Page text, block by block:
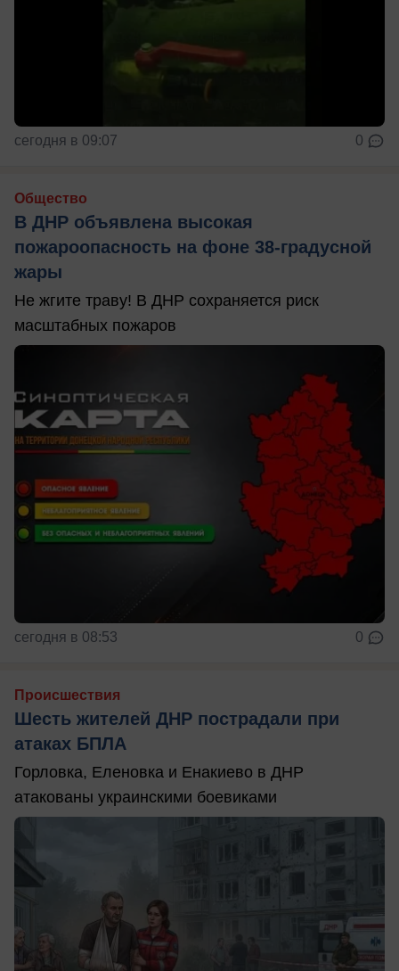
сегодня в 09:07 0
Общество
В ДНР объявлена высокая
пожароопасность на фоне 38-градусной
жары
Не жгите траву! В ДНР сохраняется риск
масштабных пожаров
сегодня в 08:53 0
Происшествия
Шесть жителей ДНР пострадали при
атаках БПЛА
Горловка, Еленовка и Енакиево в ДНР
атакованы украинскими боевиками